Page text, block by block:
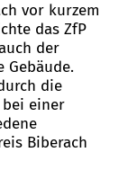
vor kurzem
das ZfP
der
Gebäude.
die
einer
Biberach